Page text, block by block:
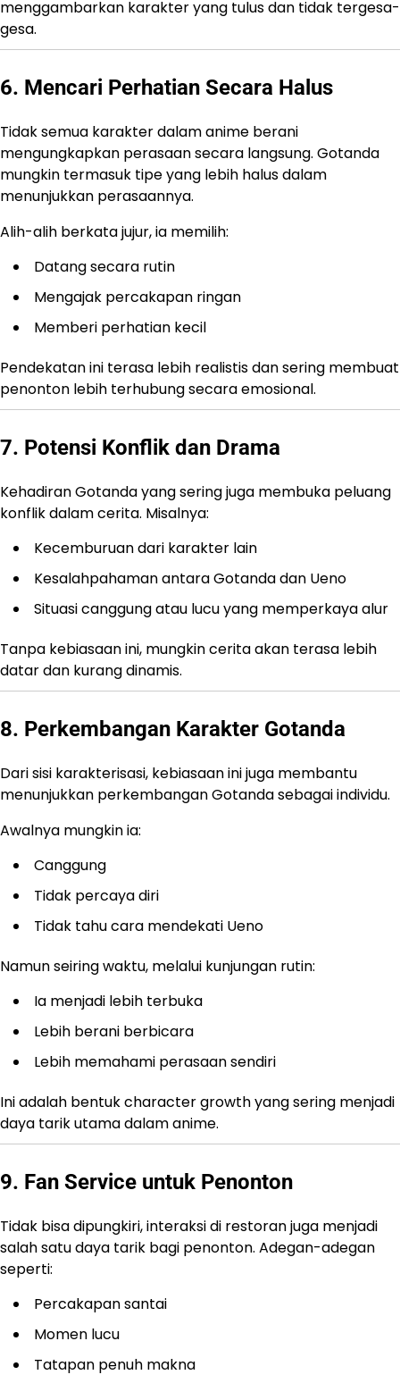
menggambarkan karakter yang tulus dan tidak tergesa-
gesa.
6. Mencari Perhatian Secara Halus
Tidak semua karakter dalam anime berani
mengungkapkan perasaan secara langsung. Gotanda
mungkin termasuk tipe yang lebih halus dalam
menunjukkan perasaannya.
Alih-alih berkata jujur, ia memilih:
Datang secara rutin
Mengajak percakapan ringan
Memberi perhatian kecil
Pendekatan ini terasa lebih realistis dan sering membuat
penonton lebih terhubung secara emosional.
7. Potensi Konflik dan Drama
Kehadiran Gotanda yang sering juga membuka peluang
konflik dalam cerita. Misalnya:
Kecemburuan dari karakter lain
Kesalahpahaman antara Gotanda dan Ueno
Situasi canggung atau lucu yang memperkaya alur
Tanpa kebiasaan ini, mungkin cerita akan terasa lebih
datar dan kurang dinamis.
8. Perkembangan Karakter Gotanda
Dari sisi karakterisasi, kebiasaan ini juga membantu
menunjukkan perkembangan Gotanda sebagai individu.
Awalnya mungkin ia:
Canggung
Tidak percaya diri
Tidak tahu cara mendekati Ueno
Namun seiring waktu, melalui kunjungan rutin:
Ia menjadi lebih terbuka
Lebih berani berbicara
Lebih memahami perasaan sendiri
Ini adalah bentuk character growth yang sering menjadi
daya tarik utama dalam anime.
9. Fan Service untuk Penonton
Tidak bisa dipungkiri, interaksi di restoran juga menjadi
salah satu daya tarik bagi penonton. Adegan-adegan
seperti:
Percakapan santai
Momen lucu
Tatapan penuh makna